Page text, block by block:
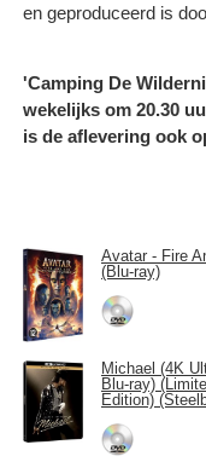
en geproduceerd is
'Camping De
wekelijks om 20.30
is de aflevering ook
Avatar - Fire
(Blu-ray)
Michael (4K
Blu-ray)
Edition)